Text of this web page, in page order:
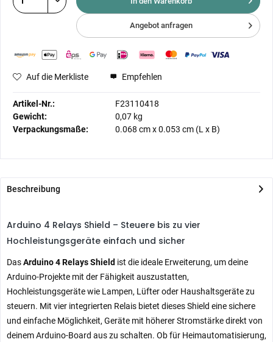
Angebot anfragen
Auf die Merkliste Empfehlen
Artikel-Nr.:
F23110418
Gewicht:
0,07 kg
Verpackungsmaße:
0.068 cmx0.053 cm (L x B)
Beschreibung
Arduino 4 Relays Shield – Steuere bis zu vier
Hochleistungsgeräte einfach und sicher
DasArduino 4 Relays Shield ist die ideale Erweiterung, um deine
Arduino-Projekte mit der Fähigkeit auszustatten,
Hochleistungsgeräte wie Lampen, Lüfter oder Haushaltsgeräte zu
steuern. Mit vier integrierten Relais bietet dieses Shield eine sichere
und einfache Möglichkeit, Geräte mit höherer Stromstärke direkt von
deinem Arduino-Board aus zu schalten. Ob für Heimautomatisierung,